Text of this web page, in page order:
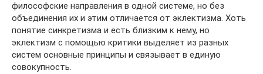
философские направления в одной системе, но без
объединения их и этим отличается от эклектизма. Хоть
понятие синкретизма и есть близким к нему, но
эклектизм с помощью критики выделяет из разных
систем основные принципы и связывает в единую
совокупность.